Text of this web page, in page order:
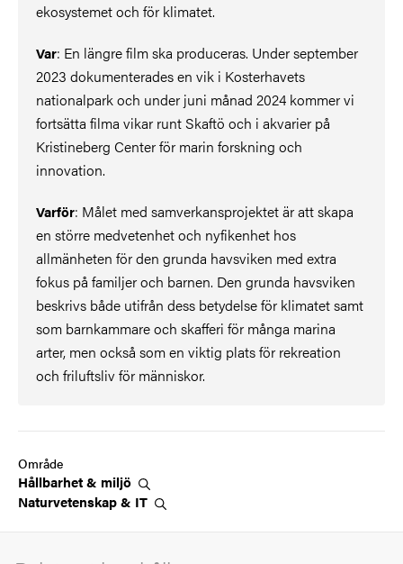
ekosystemet och för klimatet.
Var: En längre film ska produceras. Under september
2023 dokumenterades en vik i Kosterhavets
nationalpark och under juni månad 2024 kommer vi
fortsätta filma vikar runt Skaftö och i akvarier på
Kristineberg Center för marin forskning och
innovation.
Varför: Målet med samverkansprojektet är att skapa
en större medvetenhet och nyfikenhet hos
allmänheten för den grunda havsviken med extra
fokus på familjer och barnen. Den grunda havsviken
beskrivs både utifrån dess betydelse för klimatet samt
som barnkammare och skafferi för många marina
arter, men också som en viktig plats för rekreation
och friluftsliv för människor.
Område
Hållbarhet & miljö
Naturvetenskap & IT